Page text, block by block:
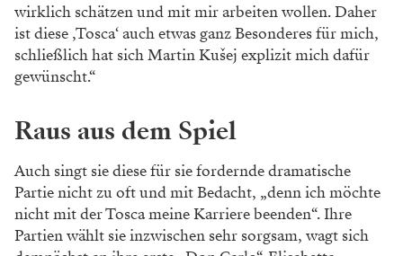
wirklich schätzen und mit mir arbeiten wollen. Daher
ist diese ,Tosca‘ auch etwas ganz Besonderes für mich,
schließlich hat sich Martin Kušej explizit mich dafür
gewünscht.“
Raus aus dem Spiel
Auch singt sie diese für sie fordernde dramatische
Partie nicht zu oft und mit Bedacht, „denn ich möchte
nicht mit der Tosca meine Karriere beenden“. Ihre
Partien wählt sie inzwischen sehr sorgsam, wagt sich